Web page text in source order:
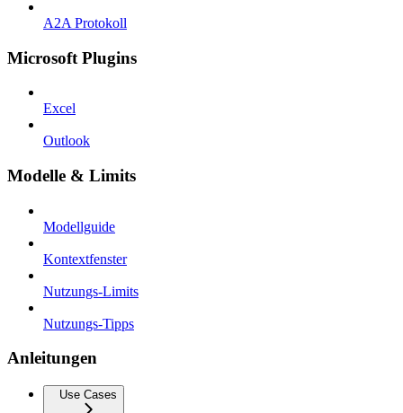
A2A Protokoll
Microsoft Plugins
Excel
Outlook
Modelle & Limits
Modellguide
Kontextfenster
Nutzungs-Limits
Nutzungs-Tipps
Anleitungen
Use Cases